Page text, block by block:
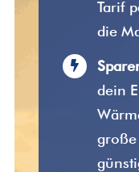
Tarif
die
dein
große